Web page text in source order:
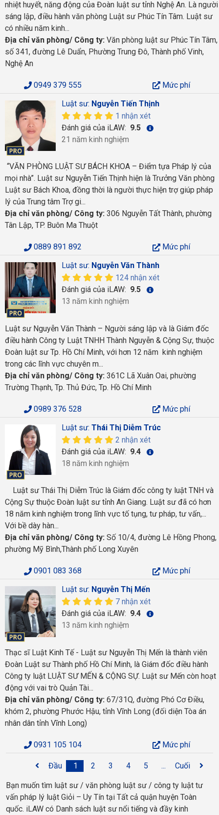
nhiệt huyết, năng động của Đoàn luật sư tỉnh Nghệ An. Là người
sáng lập, điều hành văn phòng Luật sư Phúc Tín Tâm. Luật sư
có nhiều năm kinh...
Địa chỉ văn phòng/ Công ty: Văn phòng luật sư Phúc Tín Tâm,
số 341, đường Lê Duẩn, Phường Trung Đô, Thành phố Vinh,
Nghệ An
0949 379 555
Mức phí
Luật sư: Nguyễn Tiến Thịnh
1 nhận xét
Đánh giá của iLAW: 9.5
21 năm kinh nghiệm
“VĂN PHÒNG LUẬT SƯ BÁCH KHOA – Điểm tựa Pháp lý của
mọi nhà”. Luật sư Nguyễn Tiến Thịnh hiện là Trưởng Văn phòng
Luật sư Bách Khoa, đồng thời là người thực hiện trợ giúp pháp
lý của Trung tâm Trợ gi...
Địa chỉ văn phòng/ Công ty: 306 Nguyễn Tất Thành, phường
Tân Lập, TP. Buôn Ma Thuột
0889 891 892
Mức phí
Luật sư: Nguyễn Văn Thành
124 nhận xét
Đánh giá của iLAW: 9.5
13 năm kinh nghiệm
Luật sư Nguyễn Văn Thành – Người sáng lập và là Giám đốc
điều hành Công ty Luật TNHH Thành Nguyễn & Cộng Sự, thuộc
Đoàn luật sư Tp. Hồ Chí Minh, với hơn 12 năm kinh nghiệm
trong các lĩnh vực chuyên m...
Địa chỉ văn phòng/ Công ty: 361C Lã Xuân Oai, phường
Trường Thạnh, Tp. Thủ Đức, Tp. Hồ Chí Minh
0989 376 528
Mức phí
Luật sư: Thái Thị Diễm Trúc
2 nhận xét
Đánh giá của iLAW: 9.4
18 năm kinh nghiệm
Luật sư Thái Thị Diễm Trúc là Giám đốc công ty luật TNH và
Cộng Sự thuộc Đoàn luật sư tỉnh An Giang. Luật sư đã có hơn
18 năm kinh nghiệm trong lĩnh vực tố tụng, tư pháp, tư vấn,...
Với bề dày hàn...
Địa chỉ văn phòng/ Công ty: Số 10/4, đường Lê Hồng Phong,
phường Mỹ Bình,Thành phố Long Xuyên
0901 083 368
Mức phí
Luật sư: Nguyễn Thị Mến
7 nhận xét
Đánh giá của iLAW: 9.4
13 năm kinh nghiệm
Thạc sĩ Luật Kinh Tế - Luật sư Nguyễn Thị Mến là thành viên
Đoàn Luật sư Thành phố Hồ Chí Minh, là Giám đốc điều hành
Công ty luật LUẬT SƯ MẾN & CỘNG SỰ. Luật sư Mến còn hoạt
động với vai trò Quản Tài...
Địa chỉ văn phòng/ Công ty: 67/31Q, đường Phó Cơ Điều,
khóm 2, phường Phước Hậu, tỉnh Vĩnh Long (đối diện Tòa án
nhân dân tỉnh Vĩnh Long)
0931 105 104 Mức phí
Đầu 1 2 3 4 5 ... Cuối
Bạn muốn tìm luật sư / văn phòng luật sư / công ty luật tư
vấn pháp lý luật Giỏi – Uy Tín tại Tất cả quận huyện Toàn
quốc. iLAW có Danh sách luật sư nổi tiếng và đầy kinh